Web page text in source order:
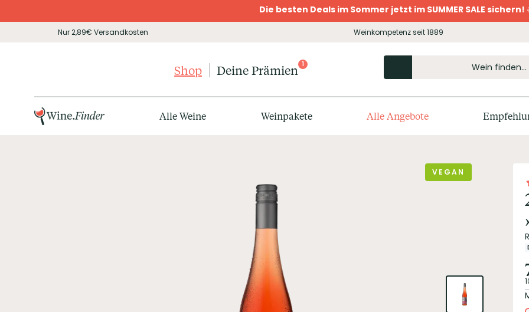
Die besten Deals im Sommer jetzt im SUMMER SALE sichern!
Nur 2,89€ Versandkosten Weinkompetenz seit 1889
Shop Deine Prämien 1
Alle Weine Weinpakete Alle Angebote
VEGAN